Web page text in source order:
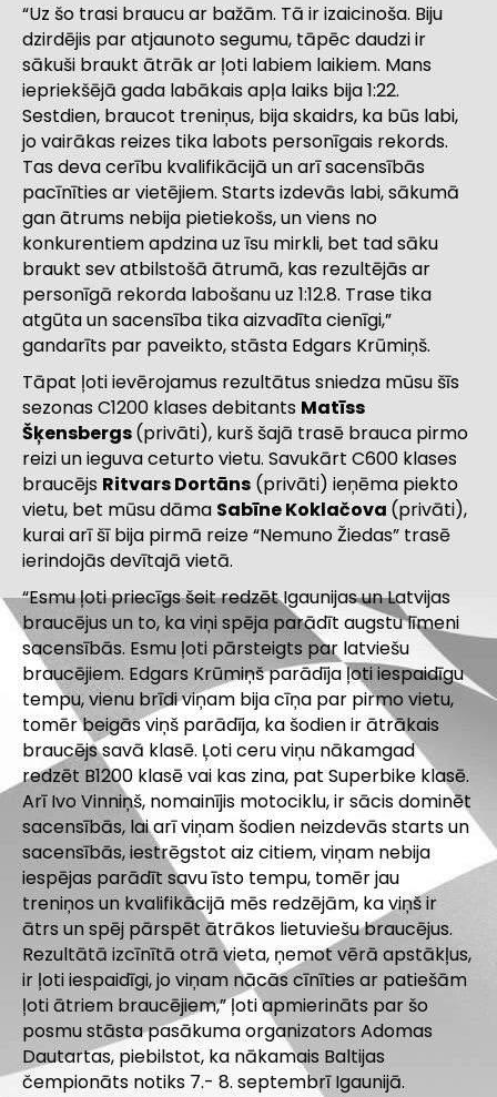
“Uz šo trasi braucu ar bažām. Tā ir izaicinoša. Biju
dzirdējis par atjaunoto segumu, tāpēc daudzi ir
sākuši braukt ātrāk ar ļoti labiem laikiem. Mans
iepriekšējā gada labākais apļa laiks bija 1:22.
Sestdien, braucot treniņus, bija skaidrs, ka būs labi,
jo vairākas reizes tika labots personīgais rekords.
Tas deva cerību kvalifikācijā un arī sacensībās
pacīnīties ar vietējiem. Starts izdevās labi, sākumā
gan ātrums nebija pietiekošs, un viens no
konkurentiem apdzina uz īsu mirkli, bet tad sāku
braukt sev atbilstošā ātrumā, kas rezultējās ar
personīgā rekorda labošanu uz 1:12.8. Trase tika
atgūta un sacensība tika aizvadīta cienīgi,”
gandarīts par paveikto, stāsta Edgars Krūmiņš.
Tāpat ļoti ievērojamus rezultātus sniedza mūsu šīs
sezonas C1200 klases debitants Matīss
Šķensbergs(privāti), kurš šajā trasē brauca pirmo
reizi un ieguva ceturto vietu. Savukārt C600 klases
braucējs Ritvars Dortāns (privāti) ieņēma piekto
vietu, bet mūsu dāma Sabīne Koklačova (privāti),
kurai arī šī bija pirmā reize “Nemuno Žiedas” trasē
ierindojās devītajā vietā.
“Esmu ļoti priecīgs šeit redzēt Igaunijas un Latvijas
braucējus un to, ka viņi spēja parādīt augstu līmeni
sacensībās. Esmu ļoti pārsteigts par latviešu
braucējiem. Edgars Krūmiņš parādīja ļoti iespaidīgu
tempu, vienu brīdi viņam bija cīņa par pirmo vietu,
tomēr beigās viņš parādīja, ka šodien ir ātrākais
braucējs savā klasē. Ļoti ceru viņu nākamgad
redzēt B1200 klasē vai kas zina, pat Superbike klasē.
Arī Ivo Vinniņš, nomainījis motociklu, ir sācis dominēt
sacensībās, lai arī viņam šodien neizdevās starts un
sacensībās, iestrēgstot aiz citiem, viņam nebija
iespējas parādīt savu īsto tempu, tomēr jau
treniņos un kvalifikācijā mēs redzējām, ka viņš ir
ātrs un spēj pārspēt ātrākos lietuviešu braucējus.
Rezultātā izcīnītā otrā vieta, ņemot vērā apstākļus,
ir ļoti iespaidīgi, jo viņam nācās cīnīties ar patiešām
ļoti ātriem braucējiem,” ļoti apmierināts par šo
posmu stāsta pasākuma organizators Adomas
Dautartas, piebilstot, ka nākamais Baltijas
čempionāts notiks 7.- 8. septembrī Igaunijā.